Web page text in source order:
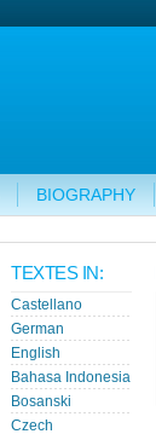
BIOGRAPHY
TEXTES IN:
Castellano
German
English
Bahasa Indonesia
Bosanski
Czech